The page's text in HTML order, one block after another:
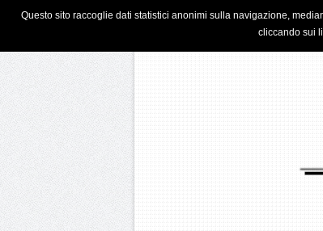
HOME PRIVACY & COOKIE POLICY
Questo sito raccoglie dati statistici anonimi sulla navigazione,
cliccando sui